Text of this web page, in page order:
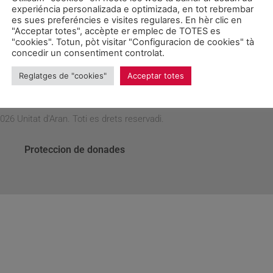
el Govern ha aprovat destinar 995.000 euros a la
Unitat d'Aran. Toti es drets reservadi.
Proteccion de donades
experiéncia personalizada e optimizada, en tot rebrembar
es sues preferéncies e visites regulares. En hèr clic en
"Acceptar totes", accèpte er emplec de TOTES es
"cookies". Totun, pòt visitar "Configuracion de cookies" tà
concedir un consentiment controlat.
Reglatges de "cookies" Acceptar totes